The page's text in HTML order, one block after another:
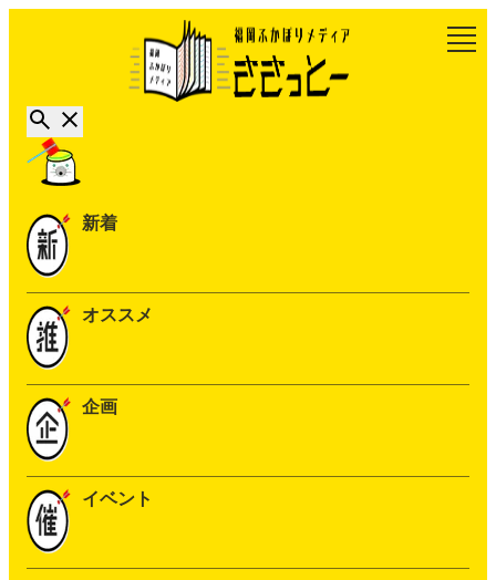
新着
オススメ
企画
イベント